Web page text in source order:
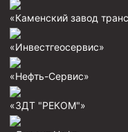
Муфта ОТТМ 178
Муфта ОТТМ 168
«Каменский завод
«Инвестгеосервис»
«Нефть-Сервис»
«ЗДТ "РЕКОМ"»